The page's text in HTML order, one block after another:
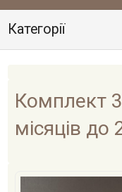
Категорії
Комплект
місяців до